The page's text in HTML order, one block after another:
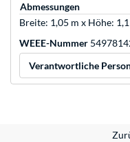
Abmessungen
Breite: 1,05 m x Höhe:
WEEE-Nummer
Verantwortliche